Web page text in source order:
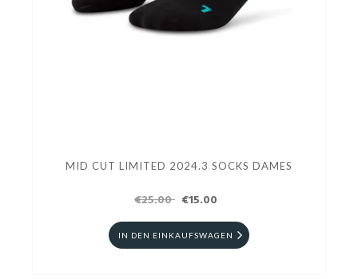
MID CUT LIMITED 2024.3 SOCKS DAMES
€25.00 €15.00
IN DEN EINKAUFSWAGEN